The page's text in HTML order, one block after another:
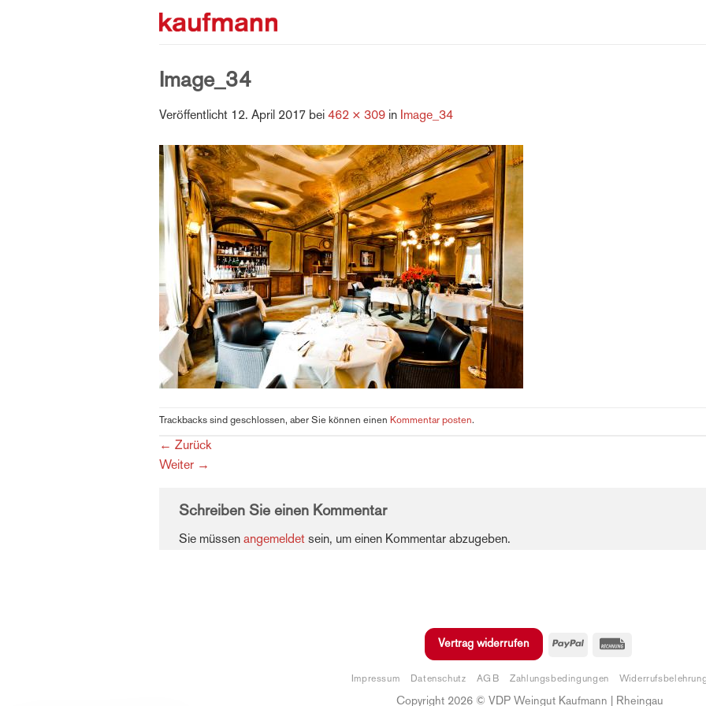
Image_34
Veröffentlicht 12. April 2017 bei 462 × 309 in Image_34
Trackbacks sind geschlossen, aber Sie können einen Kommentar posten.
← Zurück
Weiter →
Schreiben Sie einen Kommentar
Sie müssen angemeldet sein, um einen Kommentar abzugeben.
Vertrag widerrufen PayPal
Impressum Datenschutz AGB Zahlungsbedingungen
Copyright 2026 © VDP Weingut Kaufmann | Rheingau